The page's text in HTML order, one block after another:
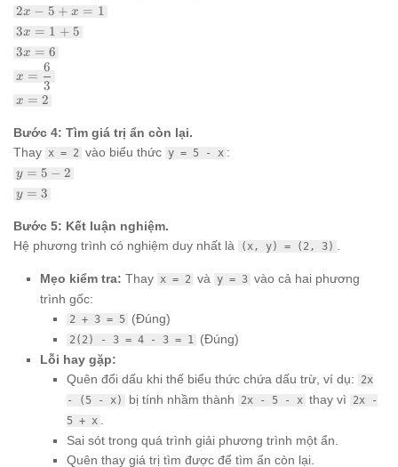
x)
=
1
2x
-
5
+
=
1
2x − 5 + x = 1
3x
=
1
+
3x = 1 + 5
3x
6
3x = 6
\dfrac{6}
{3}
x =
3
6
x
2
x = 2
Bước 4: Tìm giá trị ẩn còn lại.
Thay x = 2 vào biểu thức y = 5 - x :
y
5
2
y = 5 − 2
y
3
y = 3
Bước 5: Kết luận nghiệm.
Hệ phương trình có nghiệm duy nhất là
(x, y) = (2, 3)
Mẹo kiểm tra: Thay x = 2 và y = 3 vào cả hai phương
trình gốc:
2 + 3 = 5 (Đúng)
2(2) - 3 = 4 - 3 = 1 (Đúng)
Lỗi hay gặp:
Quên đổi dấu khi thế biểu thức chứa dấu trừ, ví dụ:
2x
- (5 - x)
bị tính nhầm thành 2x - 5 - x thay vì
2x -
5 + x
Sai sót trong quá trình giải phương trình một ẩn.
Quên thay giá trị tìm được để tìm ẩn còn lại.